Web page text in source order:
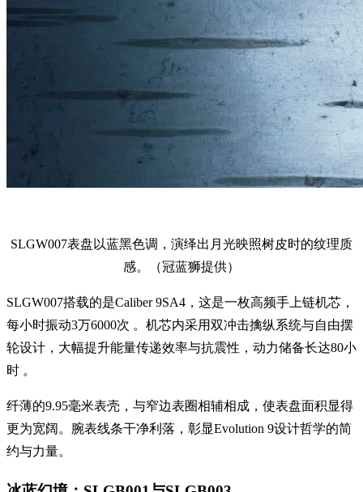
SLGW007表盘以蓝黑色调，演绎出月光映照树皮时的纹理质
感。（冠蓝狮提供）
SLGW007搭载的是Caliber 9SA4，这是一枚高频手上链机芯，
每小时振动3万6000次 。机芯内采用双冲击擒纵系统与自由摆
轮设计，大幅提升能量传递效率与抗震性，动力储备长达80小
时 。
纤薄的9.95毫米表壳，与窄边表圈相辅相成，使表盘面积显得
更为宽阔。腕表线条干净利落，彰显Evolution 9设计哲学的简
约与力量。